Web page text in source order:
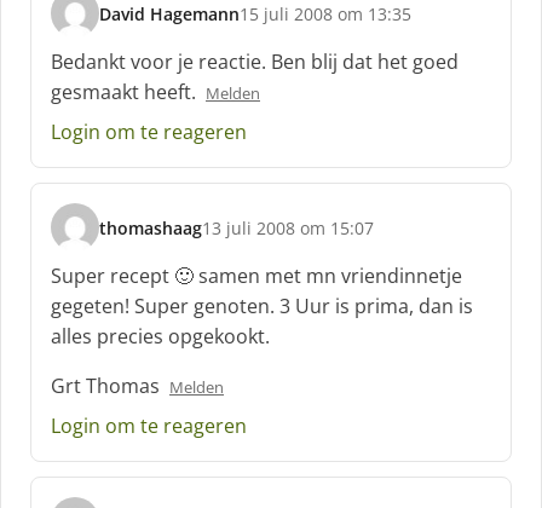
David Hagemann
s
c
h
r
e
f
15 juli 2008 om 13:35
Bedankt voor je reactie. Ben blij dat het goed
gesmaakt heeft. Melden
Login om te reageren
thomashaag
s
c
h
r
e
f
:
13 juli 2008 om 15:07
Super recept 🙂 samen met mn vriendinnetje
gegeten! Super genoten. 3 Uur is prima, dan is
alles precies opgekookt.
Grt Thomas Melden
Login om te reageren